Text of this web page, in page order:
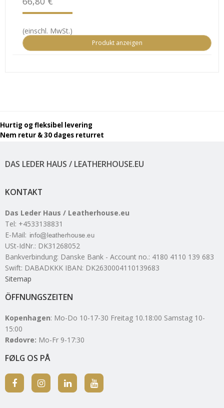
(einschl. MwSt.)
Produkt anzeigen
DAS LEDER HAUS / LEATHERHOUSE.EU
KONTAKT
Das Leder Haus / Leatherhouse.eu
Tel: +4533138831
E-Mail:
USt-IdNr.: DK31268052
Bankverbindung: Danske Bank - Account no.: 4180 4110 139 683
Swift: DABADKKK IBAN: DK2630004110139683
Sitemap
ÖFFNUNGSZEITEN
Kopenhagen: Mo-Do 10-17-30 Freitag 10.18:00 Samstag 10-
15:00
Rødovre: Mo-Fr 9-17:30
FØLG OS PÅ
Hurtig og fleksibel levering
Nem retur & 30 dages returret